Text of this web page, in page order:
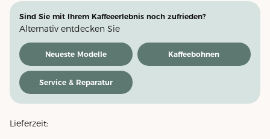
Sind Sie mit Ihrem Kaffeeerlebnis noch zufrieden?
Alternativ entdecken Sie
Neueste Modelle Kaffeebohnen
Service & Reparatur
Lieferzeit: